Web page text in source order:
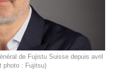
de Fujistu Suisse depuis avril
photo : Fujitsu)